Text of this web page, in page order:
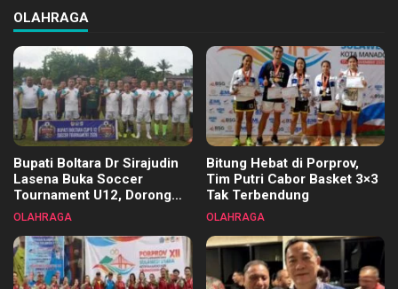
OLAHRAGA
Bupati Boltara Dr Sirajudin
Lasena Buka Soccer
Tournament U12, Dorong
Pembinaan Merata di Setiap
OLAHRAGA
Bitung Hebat di Porprov,
Tim Putri Cabor Basket 3×3
Tak Terbendung
OLAHRAGA